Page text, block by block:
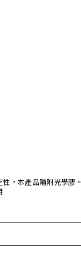
，本產品隨附光學膠。